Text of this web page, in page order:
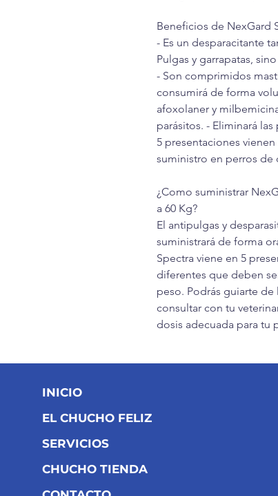
Beneficios de NexGard
- Es un desparacitante
Pulgas y garrapatas,
- Son comprimidos
consumirá de forma
afoxolaner y
parásitos. - Eliminará
5 presentaciones
suministro en perros de
¿Como suministrar
a 60 Kg?
El antipulgas y
suministrará de forma
Spectra viene en 5
diferentes que deben
peso. Podrás guiarte
consultar con tu
dosis adecuada para tu
INICIO
EL CHUCHO FELIZ
SERVICIOS
CHUCHO TIENDA